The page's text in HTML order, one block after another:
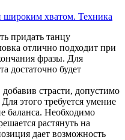
широким хватом. Техника
придать танцу
отлично подходит при
фразы. Для
достаточно будет
добавив страсти, допустимо
этого требуется умение
баланса. Необходимо
растянуть на
дает возможность